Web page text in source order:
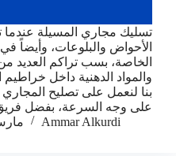
تسليك مجاري المسيلة عندما
الأحواض والبلوعات، وأيضاً
الخاصة، بسب تراكم العديد من
والمواد الدهنية داخل
بنا لنعمل على تصليح
على وجه السرعة، بفضل
Ammar Alkurdi
مارس 27,